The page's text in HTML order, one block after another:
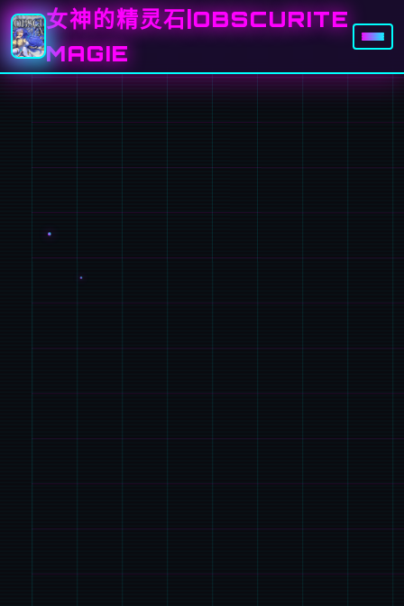
女神的精灵石|OBSCURITE
MAGIE